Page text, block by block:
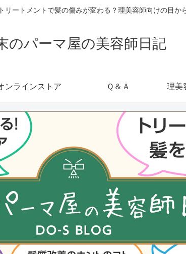
リートメントで髪の傷みが変わる？理美容師向けの目
のパーマ屋の美容師日記
ンラインストア Ｑ＆Ａ 理美